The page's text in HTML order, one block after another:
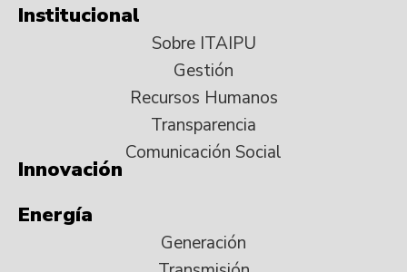
Institucional
Sobre ITAIPU
Gestión
Recursos Humanos
Transparencia
Comunicación Social
Innovación
Energía
Generación